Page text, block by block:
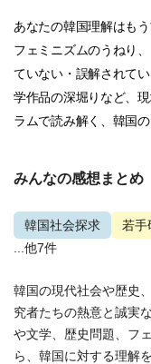
あなたの韓国理解はも
フェミニズムのうねり
ていない・誤解されて
学作品の深堀りなど、
ラムで読み解く、韓国の
みんなの感想まとめ
韓国社会探求 若手
...他7件
韓国の現代社会や歴史
究者たちの熱意と誠実
や文学、歴史問題、フ
ら、韓国に対する理解を